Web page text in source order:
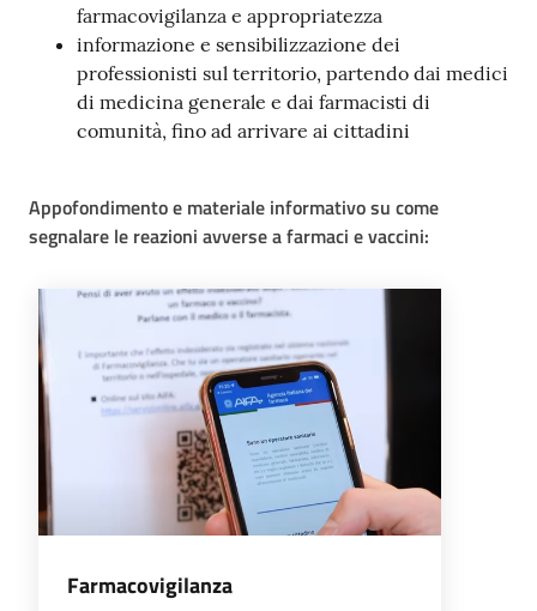
farmacovigilanza e appropriatezza
informazione e sensibilizzazione dei
professionisti sul territorio, partendo dai medici
di medicina generale e dai farmacisti di
comunità, fino ad arrivare ai cittadini
Appofondimento e materiale informativo su come
segnalare le reazioni avverse a farmaci e vaccini:
Farmacovigilanza